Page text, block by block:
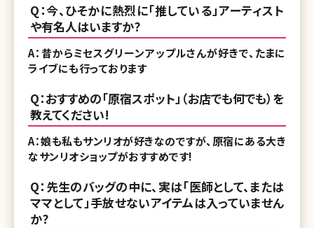
Q：今、ひそかに熱烈に「推している」アーティスト
や有名人はいますか?
A：昔からミセスグリーンアップルさんが好きで、たまに
ライブにも行っております
Q：おすすめの「原宿スポット」（お店でも何でも）を
教えてください!
A：娘も私もサンリオが好きなのですが、原宿にある大き
なサンリオショップがおすすめです!
Q：先生のバッグの中に、実は「医師として、または
ママとして」手放せないアイテムは入っていません
か?